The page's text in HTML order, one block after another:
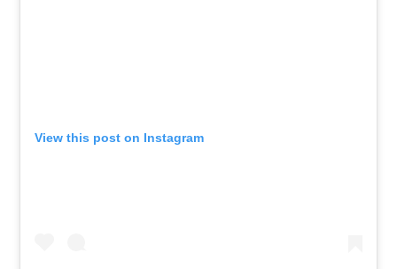
View this post on Instagram